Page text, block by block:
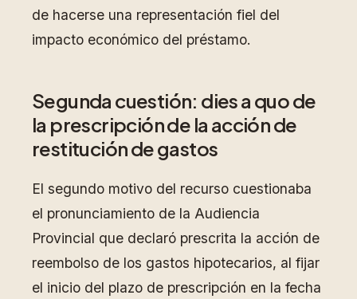
de hacerse una representación fiel del
impacto económico del préstamo.
Segunda cuestión: dies a quo de
la prescripción de la acción de
restitución de gastos
El segundo motivo del recurso cuestionaba
el pronunciamiento de la Audiencia
Provincial que declaró prescrita la acción de
reembolso de los gastos hipotecarios, al fijar
el inicio del plazo de prescripción en la fecha